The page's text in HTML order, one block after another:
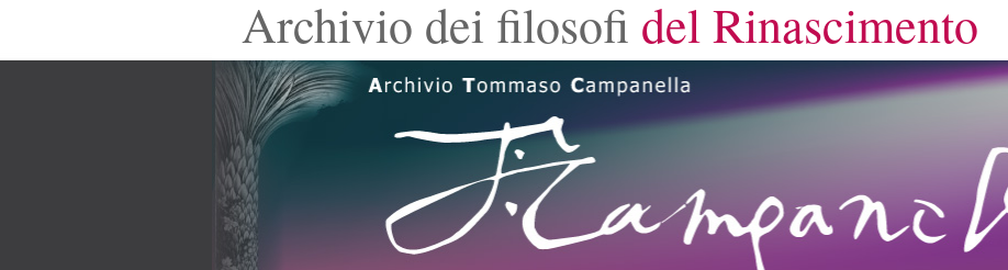
Archivio dei filosofi del Rinascimento